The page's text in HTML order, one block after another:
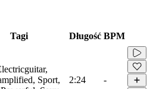
Tagi Długość BPM
Sport,
2:24 -